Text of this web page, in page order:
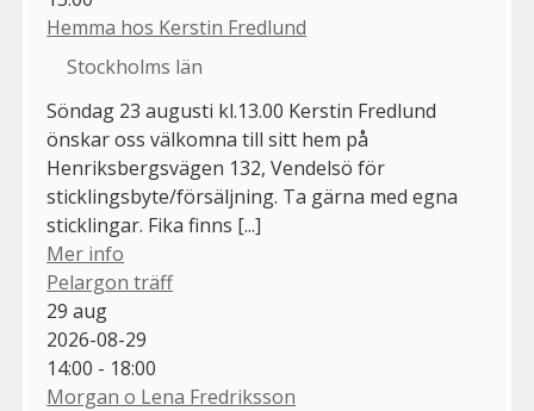
Hemma hos Kerstin Fredlund
Stockholms län
Söndag 23 augusti kl.13.00 Kerstin Fredlund
önskar oss välkomna till sitt hem på
Henriksbergsvägen 132, Vendelsö för
sticklingsbyte/försäljning. Ta gärna med egna
sticklingar. Fika finns [...]
Mer info
Pelargon träff
29 aug
2026-08-29
14:00 - 18:00
Morgan o Lena Fredriksson